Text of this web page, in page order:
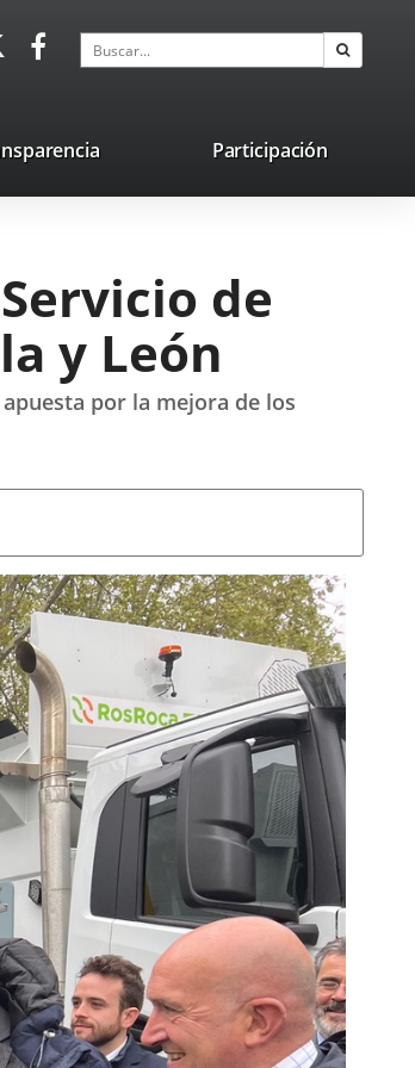
Enlace
aplicación
externa.
Enlace
aplicación
externa.
Buscar
Participación
de
y León
por la mejora de los